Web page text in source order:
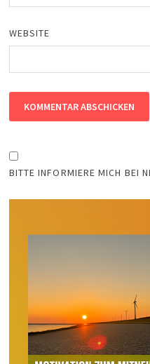
WEBSITE
BITTE INFORMIERE MICH BEI